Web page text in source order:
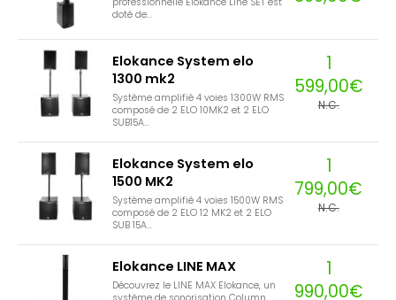
doté de...
Elokance System elo
1300 mk2
Système amplifié 4 voies 1300W RMS
composé de 2 ELO 10MK2 et 2 ELO
SUB15A...
1
599,00€
N.C.
Elokance System elo
1500 MK2
Système amplifié 4 voies 1500W RMS
composé de 2 ELO 12 MK2 et 2 ELO
SUB 15A...
1
799,00€
N.C.
Elokance LINE MAX
Découvrez le LINE MAX Elokance, un
1
990,00€